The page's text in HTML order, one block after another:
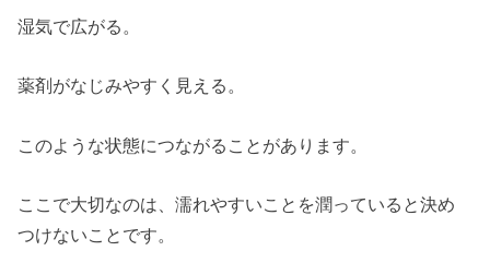
湿気で広がる。
薬剤がなじみやすく見える。
このような状態につながることがあります。
ここで大切なのは、濡れやすいことを潤っていると決め
つけないことです。